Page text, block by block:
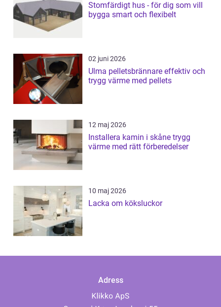
Stomfärdigt hus - för dig som vill
bygga smart och flexibelt
02 juni 2026
Ulma pelletsbrännare effektiv och
trygg värme med pellets
12 maj 2026
Installera kamin i skåne trygg
värme med rätt förberedelser
10 maj 2026
Lacka om köksluckor
Adress